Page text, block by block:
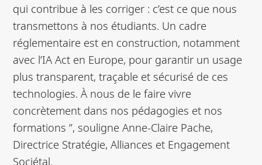
qui contribue à les corriger : c’est ce que nous
transmettons à nos étudiants. Un cadre
réglementaire est en construction, notamment
avec l’IA Act en Europe, pour garantir un usage
plus transparent, traçable et sécurisé de ces
technologies. À nous de le faire vivre
concrètement dans nos pédagogies et nos
formations ”, souligne Anne-Claire Pache,
Directrice Stratégie, Alliances et Engagement
Sociétal.